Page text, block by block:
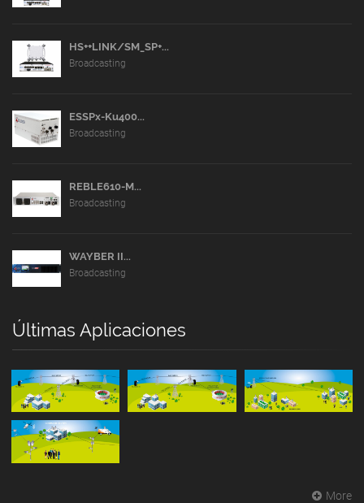
HS++LINK/SM_SP+...
Broadcasting
ESSPx-Ku400...
Broadcasting
REBLE610-M...
Broadcasting
WAYBER II...
Broadcasting
Últimas Aplicaciones
More